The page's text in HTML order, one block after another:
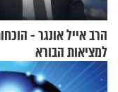
הרב אייל אונגר -
למציאות הבורא